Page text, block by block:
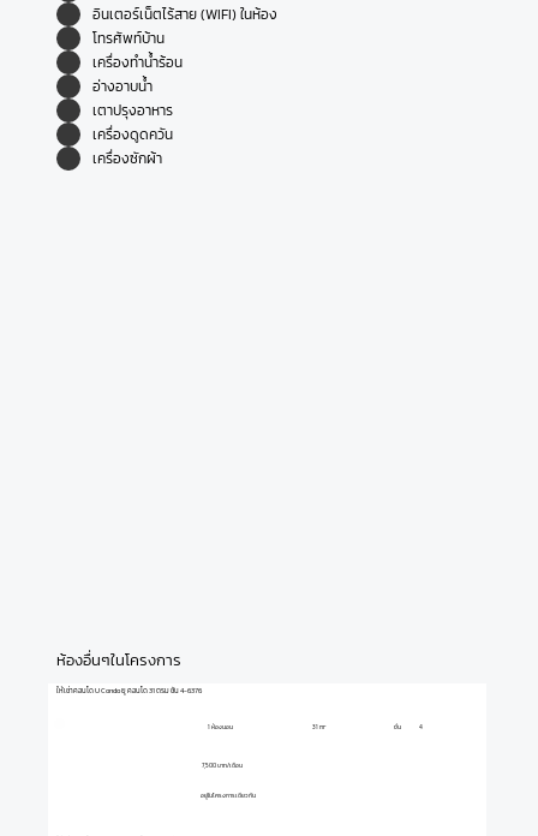
อินเตอร์เน็ตไร้สาย (WIFI) ในห้อง
โทรศัพท์บ้าน
เครื่องทำน้ำร้อน
อ่างอาบน้ำ
เตาปรุงอาหาร
เครื่องดูดควัน
เครื่องซักผ้า
ห้องอื่นๆในโครงการ
ให้เช่าคอนโด U Condo ยู คอนโด 31 ตรม ชั้น 4-6376
1 ห้องนอน
7,500 บาท/เดือน
ชั้น
31 m² 4
อยู่ในโครงการเดียวกัน